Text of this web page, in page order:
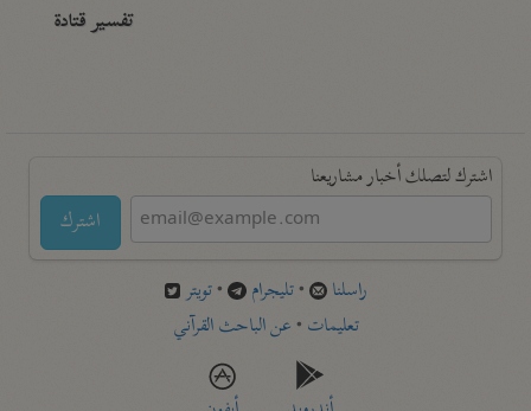
تفسير قتادة
اشترك لتصلك أخبار مشاريعنا
اشترك
راسلنا •تليجرام •تويتر
تعليمات •عن الباحث القرآني